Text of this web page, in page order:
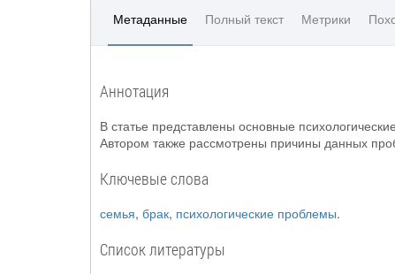
Метаданные Полный текст Метрики
Аннотация
В статье представлены основные
Автором также рассмотрены причины данных
Ключевые слова
семья, брак, психологические проблемы.
Список литературы